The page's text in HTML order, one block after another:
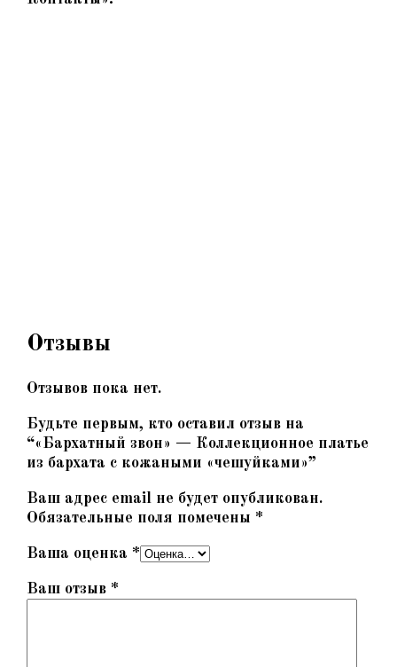
Отзывы
Отзывов пока нет.
Будьте первым, кто оставил отзыв на
“«Бархатный звон» — Коллекционное платье
из бархата с кожаными «чешуйками»”
Ваш адрес email не будет опубликован.
Обязательные поля помечены *
Ваша оценка *
Ваш отзыв *